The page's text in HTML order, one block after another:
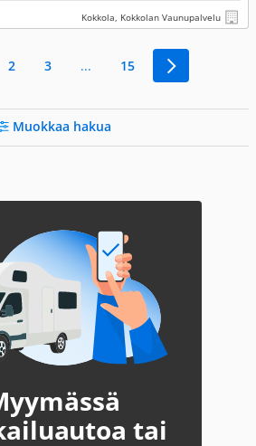
Kokkola, Kokkolan Vaunupalvelu
2 3 ... 15
Muokkaa hakua
tai